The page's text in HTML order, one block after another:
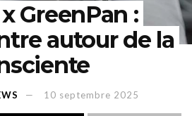
GreenPan :
autour de la
10 septembre 2025